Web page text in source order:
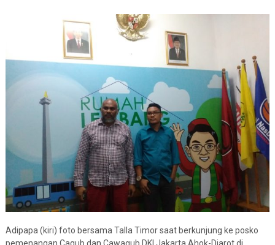
Adipapa (kiri) foto bersama Talla Timor saat berkunjung ke posko
pemenangan Cagub dan Cawagub DKI Jakarta Ahok-Djarot di